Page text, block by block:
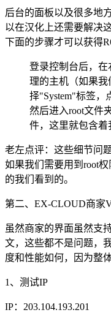
后台的面板以及很多地
以在汉化上还需要解决
下面的步骤才可以获得
登录控制台后，在
理的主机（如果
择"System"标签，
然后进入root文件
件，这里就包含着
老左点评：这些细节问
如果我们需要用到root
的我们看到的。
第二、EX-CLOUD商家
虽然商家的界面虽然支
文，这些都不是问题，
度和性能如何，因为整
1、测试IP
IP：203.104.193.201